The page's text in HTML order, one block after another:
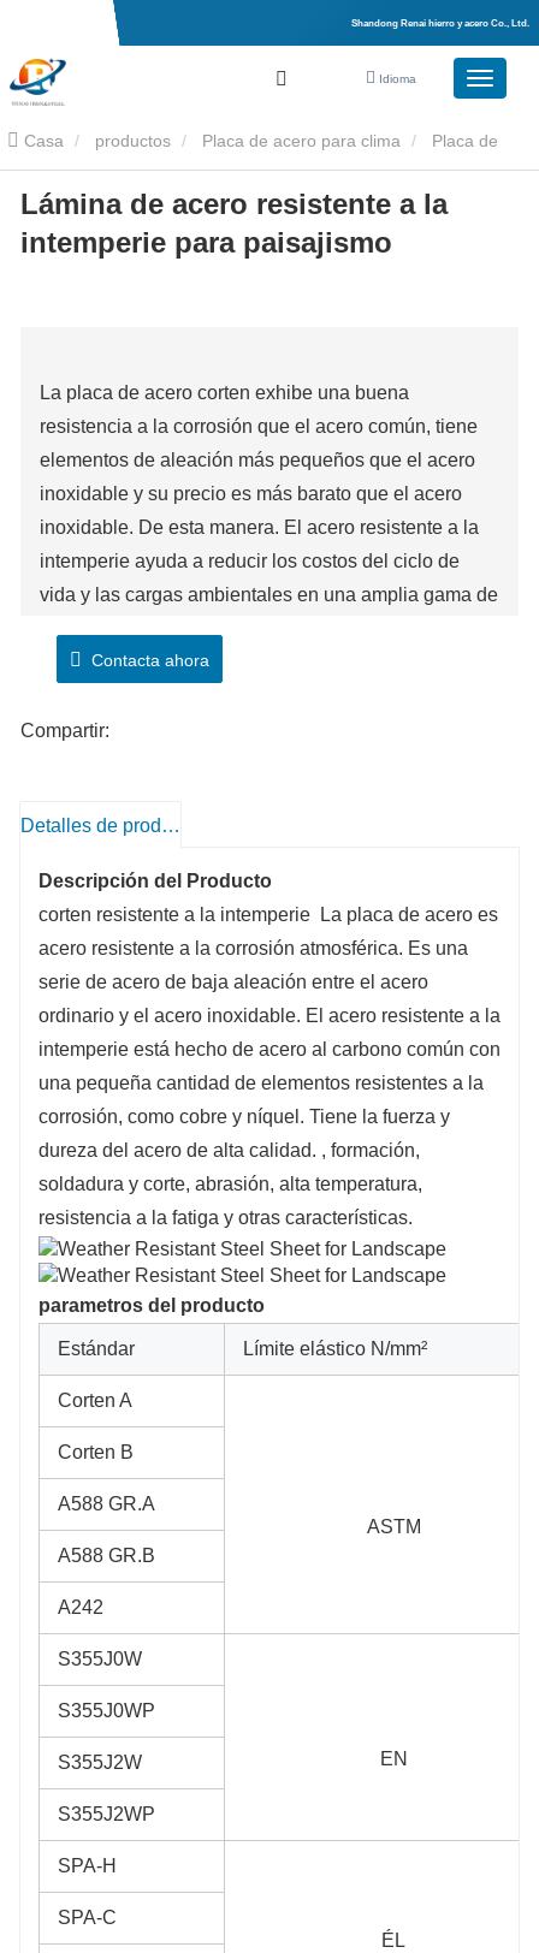
Shandong Renai hierro y acero Co., Ltd.
Idioma
Casa productos Placa de acero para clima Placa de
acero resistente a la intemperie Lámina de acero resistente a la
intemperie para paisajismo
Lámina de acero resistente a la
intemperie para paisajismo
La placa de acero corten exhibe una buena
resistencia a la corrosión que el acero común, tiene
elementos de aleación más pequeños que el acero
inoxidable y su precio es más barato que el acero
inoxidable. De esta manera. El acero resistente a la
intemperie ayuda a reducir los costos del ciclo de
vida y las cargas ambientales en una amplia gama de
Contacta ahora
Compartir:
Detalles de producto
Descripción del Producto
corten resistente a la intemperie
La placa de acero es
acero resistente a la corrosión atmosférica. Es una
serie de acero de baja aleación entre el acero
ordinario y el acero inoxidable. El acero resistente a la
intemperie está hecho de acero al carbono común con
una pequeña cantidad de elementos resistentes a la
corrosión, como cobre y níquel. Tiene la fuerza y ​​
dureza del acero de alta calidad. , formación,
soldadura y corte, abrasión, alta temperatura,
resistencia a la fatiga y otras características.
parametros del producto
Estándar Límite elástico N/mm²
Corten A
ASTM
Corten B
A588 GR.A
A588 GR.B
A242
S355J0W
EN
S355J0WP
S355J2W
S355J2WP
SPA-H
ÉL
SPA-C